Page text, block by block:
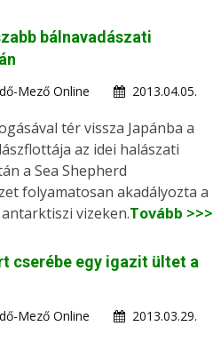
bálnavadászati
Mező Online 2013.04.05.
tér vissza Japánba a
az idei halászati
a Sea Shepherd
folyamatosan akadályozta a
vizeken.Tovább >>>
cserébe egy igazit ültet a
Mező Online 2013.03.29.